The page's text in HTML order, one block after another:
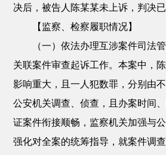
决后，被告人陈某某未上诉，判决已
【监察、检察履职情况】
（一）依法办理互涉案件司法
关联案件审查起诉工作。本案中，
影响重大，且一人犯数罪，分别由
公安机关调查、侦查，且办案时间
证案件衔接顺畅，监察机关加强与
强化对全案的统筹指导，就案件调